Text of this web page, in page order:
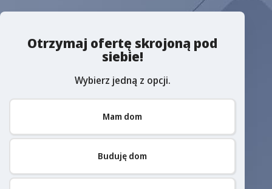
Otrzymaj ofertę skrojoną pod
siebie!
Wybierz jedną z opcji.
Mam dom
Buduję dom